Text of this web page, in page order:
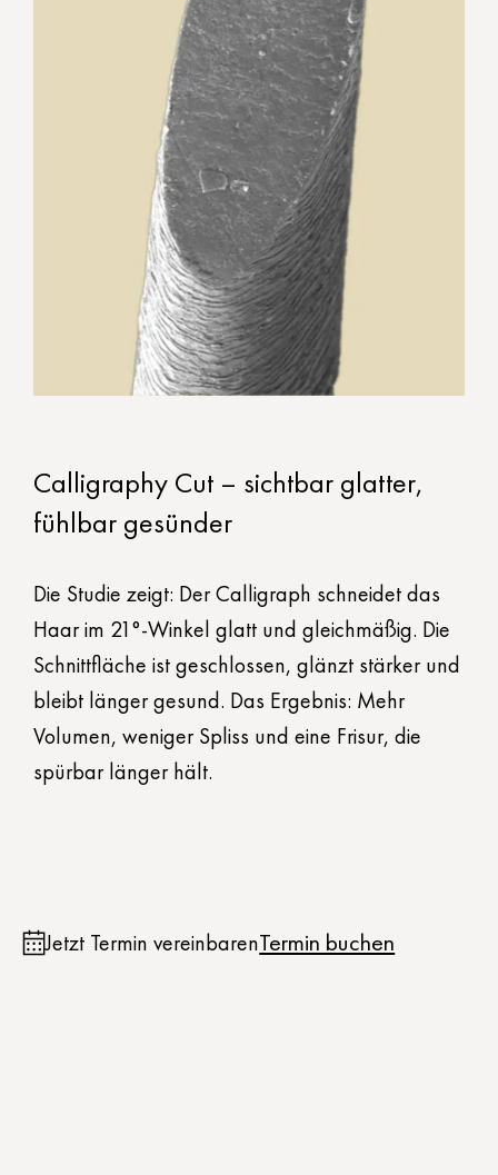
Calligraphy Cut – sichtbar glatter,
fühlbar gesünder
Die Studie zeigt: Der Calligraph schneidet das
Haar im 21°-Winkel glatt und gleichmäßig. Die
Schnittfläche ist geschlossen, glänzt stärker und
bleibt länger gesund. Das Ergebnis: Mehr
Volumen, weniger Spliss und eine Frisur, die
spürbar länger hält.
Jetzt Termin vereinbarenTermin buchen